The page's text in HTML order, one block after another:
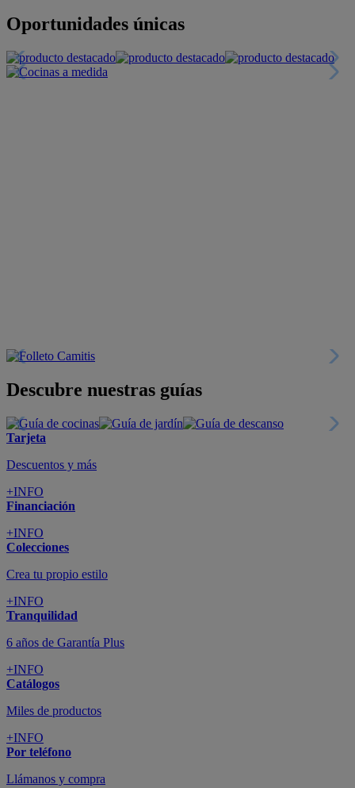
Oportunidades únicas
Descubre nuestras guías
Tarjeta
Descuentos y más
+INFO
Financiación
+INFO
Colecciones
Crea tu propio estilo
+INFO
Tranquilidad
6 años de Garantía Plus
+INFO
Catálogos
Miles de productos
+INFO
Por teléfono
Llámanos y compra